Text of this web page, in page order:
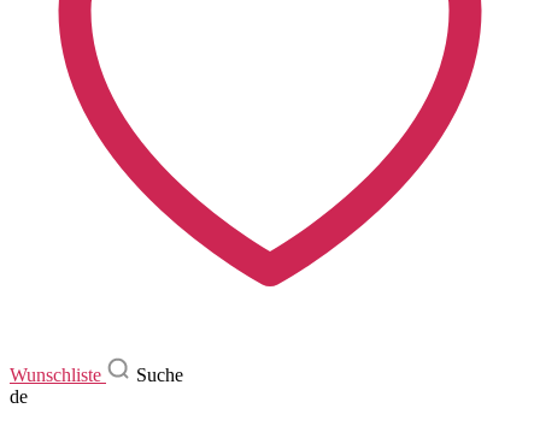
Wunschliste
Suche
de